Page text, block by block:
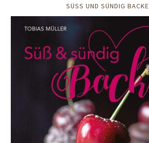
SÜSS UND SÜNDIG BACKEN